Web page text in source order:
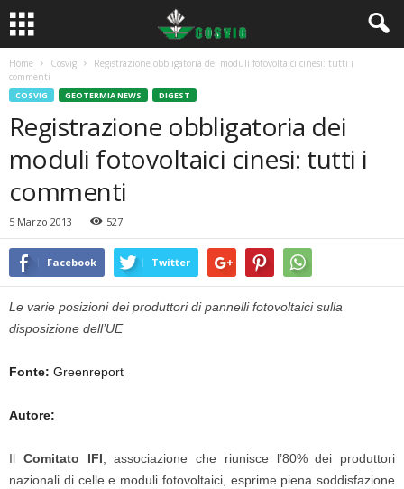
Home Cosvig
Registrazione obbligatoria dei moduli fotovoltaici cinesi: tutti i
commenti
COSVIG GEOTERMIA NEWS DIGEST
Registrazione obbligatoria dei
moduli fotovoltaici cinesi: tutti i
commenti
5 Marzo 2013 527
Facebook Twitter
Le varie posizioni dei produttori di pannelli fotovoltaici sulla
disposizione dell’UE
Fonte: Greenreport
Autore:
Il Comitato IFI , associazione che riunisce l’80% dei produttori
nazionali di celle e moduli fotovoltaici, esprime piena soddisfazione